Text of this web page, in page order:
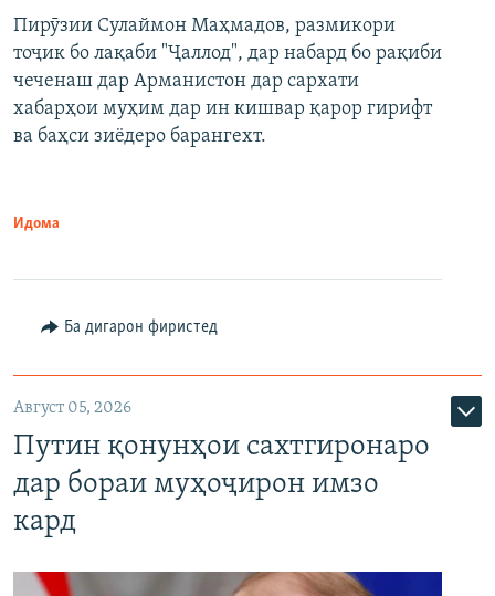
Auto 240p 360p 480p
720p 1080p
360p
480p
Пирӯзии Сулаймон Маҳмадов, размикори
тоҷик бо лақаби "Ҷаллод", дар набард бо рақиби
чеченаш дар Арманистон дар сархати
хабарҳои муҳим дар ин кишвар қарор гирифт
ва баҳси зиёдеро барангехт.
Идома
Ба дигарон фиристед
Август 05, 2026
Путин қонунҳои сахтгиронаро
дар бораи муҳоҷирон имзо
кард